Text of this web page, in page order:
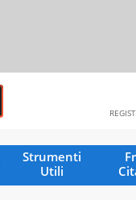
Strumenti
Utili